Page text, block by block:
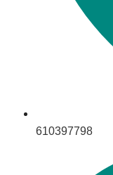
610397798